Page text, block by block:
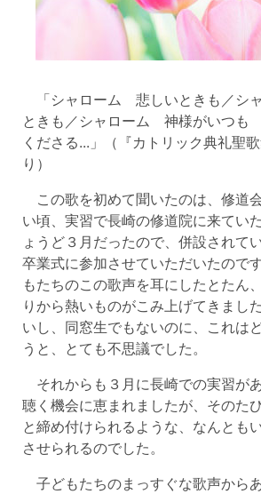
「シャローム 悲しいときも／シ
ときも／シャローム 神様がいつも
くださる...」（『カトリック典礼聖
り）
この歌を初めて聞いたのは、修道
い頃、実習で長崎の修道院に来てい
ょうど３月だったので、併設されて
卒業式に参加させていただいたので
もたちのこの歌声を耳にしたとたん
りから熱いものがこみ上げてきまし
いし、同窓生でもないのに、これは
うと、とても不思議でした。
それからも３月に長崎での実習が
聴く機会に恵まれましたが、そのた
と締め付けられるような、なんとも
させられるのでした。
子どもたちのまっすぐな歌声から